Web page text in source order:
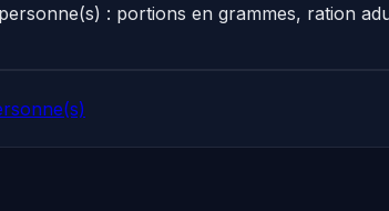
: portions en grammes, ration